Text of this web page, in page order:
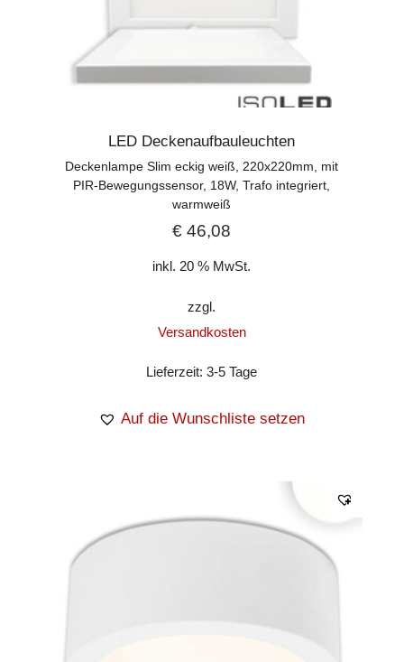
LED Deckenaufbauleuchten
Deckenlampe Slim eckig weiß, 220x220mm, mit
PIR-Bewegungssensor, 18W, Trafo integriert,
warmweiß
€ 46,08
inkl. 20 % MwSt.
zzgl.
Versandkosten
Lieferzeit:3-5 Tage
Auf die Wunschliste setzen